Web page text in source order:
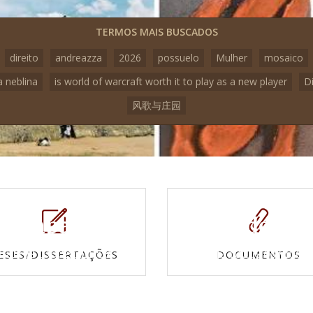
TERMOS MAIS BUSCADOS
direito
andreazza 2026 possuelo Mulher
mosaico
neblina
is world of warcraft worth it to play as a new player
风歌与庄园
DISSERTAÇÕES DOCUMENTOS
Mapas e
topográficas
Vídeos
Veja todos os vídeos